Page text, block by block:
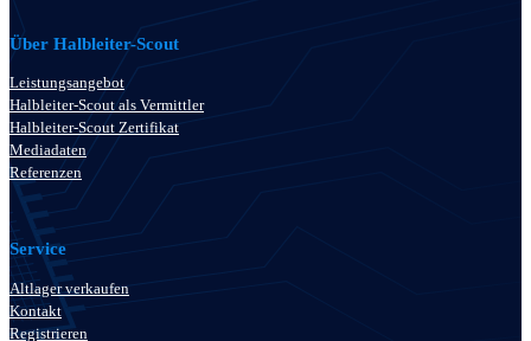
Über Halbleiter-Scout
Leistungsangebot
Halbleiter-Scout als Vermittler
Halbleiter-Scout Zertifikat
Mediadaten
Referenzen
Service
Altlager verkaufen
Kontakt
Registrieren